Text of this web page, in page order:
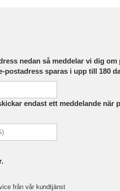
nedan så meddelar vi dig
postadress sparas i upp till 180
endast ett meddelande när
från vår kundtjänst